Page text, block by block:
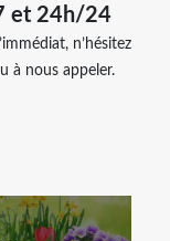
et 24h/24
n’hésitez
à nous appeler.